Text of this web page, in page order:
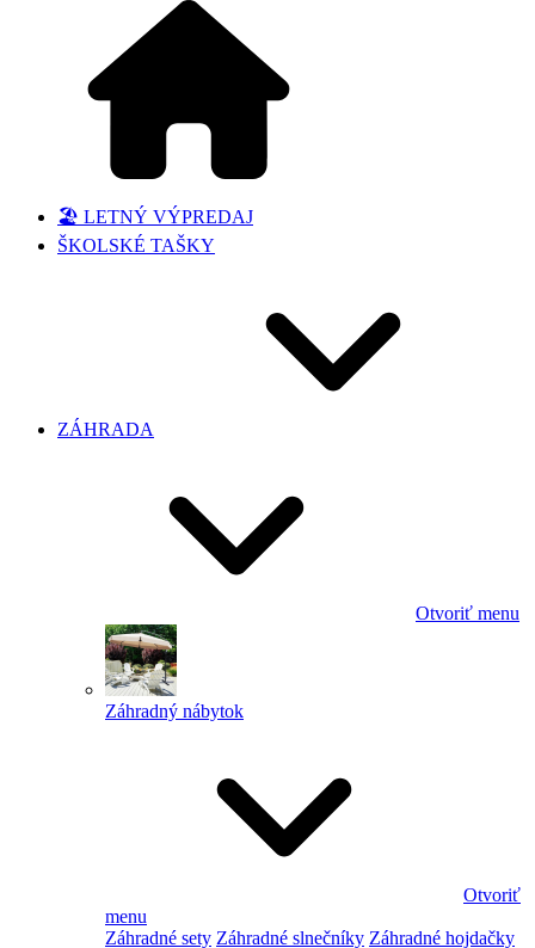
🏖️ LETNÝ VÝPREDAJ
ŠKOLSKÉ TAŠKY
ZÁHRADA
Otvoriť menu
Záhradný nábytok
Otvoriť
menu
Záhradné sety Záhradné slnečníky Záhradné hojdačky